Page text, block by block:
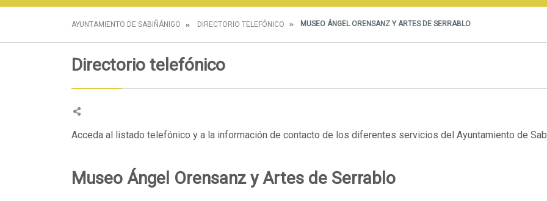
AYUNTAMIENTO DE SABIÑÁNIGO DIRECTORIO TELEFÓNICO MUSEO ÁNGEL ORENSANZ Y ARTES DE SERRABLO
Directorio telefónico
Acceda al listado telefónico y a la información de contacto de los diferentes servicios del Ayuntamiento de
Museo Ángel Orensanz y Artes de Serrablo